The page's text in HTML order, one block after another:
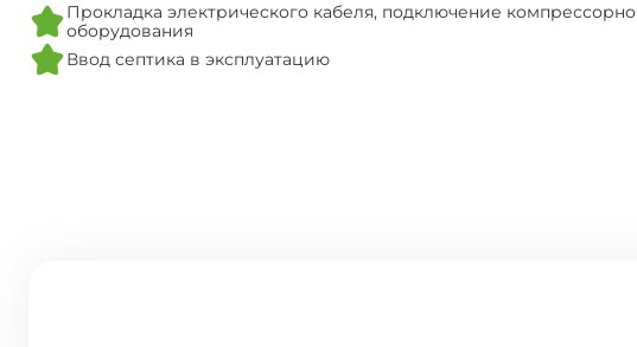
Прокладка электрического кабеля, подключение
оборудования
Ввод септика в эксплуатацию